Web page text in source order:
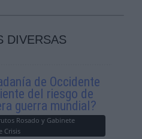
DIVERSAS
de Occidente
del riesgo de
guerra mundial?
Rosado y Gabinete
Crisis